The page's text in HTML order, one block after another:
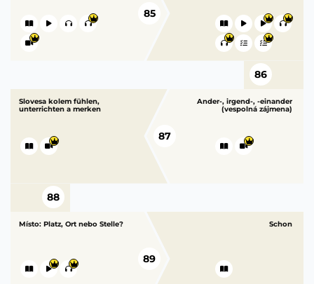
85
86
Slovesa kolem fühlen,
unterrichten a merken
88
Ander-, irgend-, -einander
(vespolná zájmena)
87
Místo: Platz, Ort nebo Stelle?
89
Schon